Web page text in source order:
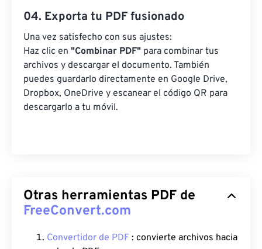
04. Exporta tu PDF fusionado
Una vez satisfecho con sus ajustes:
Haz clic en "Combinar PDF" para combinar tus
archivos y descargar el documento. También
puedes guardarlo directamente en Google Drive,
Dropbox, OneDrive y escanear el código QR para
descargarlo a tu móvil.
Otras herramientas PDF de
FreeConvert.com
Convertidor de PDF : convierte archivos hacia